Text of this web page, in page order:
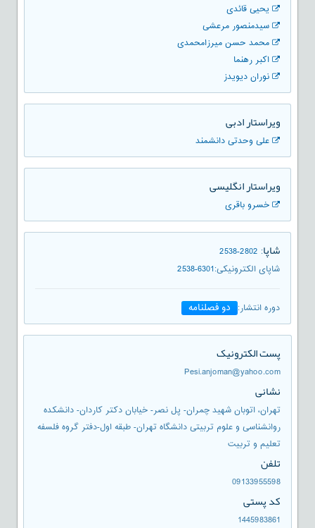
یحیی قائدی
سیدمنصور مرعشی
محمد حسن میرزامحمدی
اکبر رهنما
نوران دیویدز
ویراستار ادبی
علی وحدتی دانشمند
ویراستار انگلیسی
خسرو باقری
شاپا:
2538-2802
شاپای الکترونیکی:
2538-6301
دوره انتشار: دو فصلنامه
پست الکترونیک
Pesi.anjoman@yahoo.com
نشانی
تهران، اتوبان شهید چمران- پل نصر- خیابان دکتر کاردان- دانشکده
روانشناسی و علوم تربیتی دانشگاه تهران- طبقه اول-دفتر گروه فلسفه
تعلیم و تربیت
تلفن
09133955598
کد پستی
1445983861